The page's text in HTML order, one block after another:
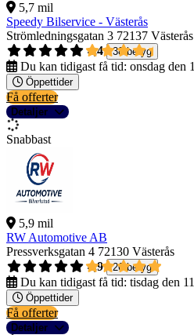
5,7 mil
Speedy Bilservice - Västerås
Strömledningsgatan 3 72137 Västerås
4,4
38 betyg
Du kan tidigast få tid: onsdag den
Öppettider
Få offerter
Detaljer
Snabbast
5,9 mil
RW Automotive AB
Pressverksgatan 4 72130 Västerås
4,9
26 betyg
Du kan tidigast få tid: tisdag den
Öppettider
Få offerter
Detaljer